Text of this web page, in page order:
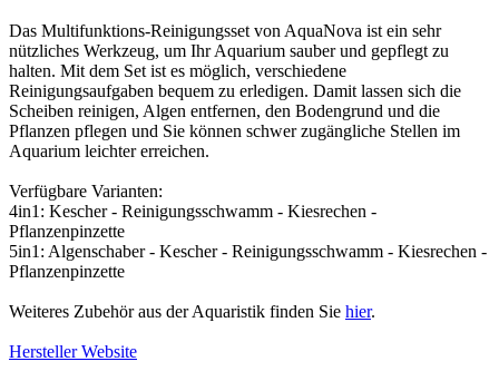
Das Multifunktions-Reinigungsset von AquaNova ist ein sehr
nützliches Werkzeug, um Ihr Aquarium sauber und gepflegt zu
halten. Mit dem Set ist es möglich, verschiedene
Reinigungsaufgaben bequem zu erledigen. Damit lassen sich die
Scheiben reinigen, Algen entfernen, den Bodengrund und die
Pflanzen pflegen und Sie können schwer zugängliche Stellen im
Aquarium leichter erreichen.
Verfügbare Varianten:
4in1: Kescher - Reinigungsschwamm - Kiesrechen -
Pflanzenpinzette
5in1: Algenschaber - Kescher - Reinigungsschwamm - Kiesrechen -
Pflanzenpinzette
Weiteres Zubehör aus der Aquaristik finden Sie hier.
Hersteller Website